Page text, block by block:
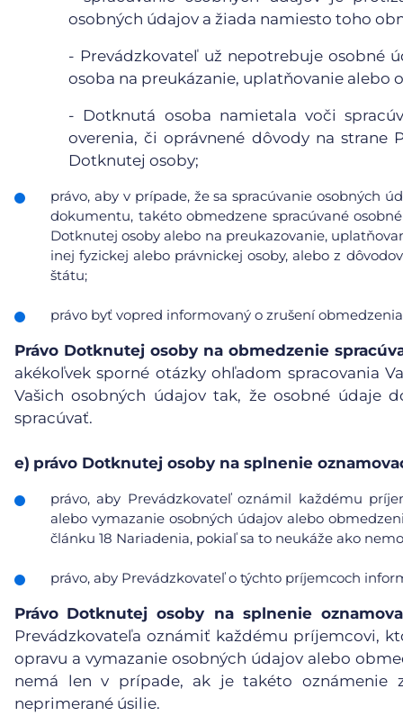
osobných údajov a žiada namiesto toho
- Prevádzkovateľ už nepotrebuje osobné
osoba na preukázanie, uplatňovanie alebo
- Dotknutá osoba namietala voči
overenia, či oprávnené dôvody na strane
Dotknutej osoby;
právo, aby v prípade, že sa spracúvanie osobných
dokumentu, takéto obmedzene spracúvané
Dotknutej osoby alebo na preukazovanie,
inej fyzickej alebo právnickej osoby, alebo z
štátu;
právo byť vopred informovaný o zrušení
Právo Dotknutej osoby na obmedzenie
akékoľvek sporné otázky ohľadom spracovania
Vašich osobných údajov tak, že osobné
spracúvať.
e) právo Dotknutej osoby na splnenie
právo, aby Prevádzkovateľ oznámil každému
alebo vymazanie osobných údajov alebo
článku 18 Nariadenia, pokiaľ sa to neukáže ako
právo, aby Prevádzkovateľ o týchto príjemcoch
Právo Dotknutej osoby na splnenie
Prevádzkovateľa oznámiť každému príjemcovi,
opravu a vymazanie osobných údajov alebo
nemá len v prípade, ak je takéto oznámenie
neprimerané úsilie.